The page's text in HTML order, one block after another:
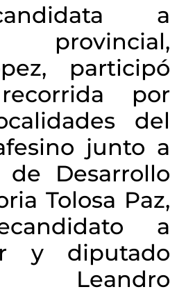
a
provincial,
participó
por
del
junto a
Desarrollo
Tolosa Paz,
a
y diputado
Leandro